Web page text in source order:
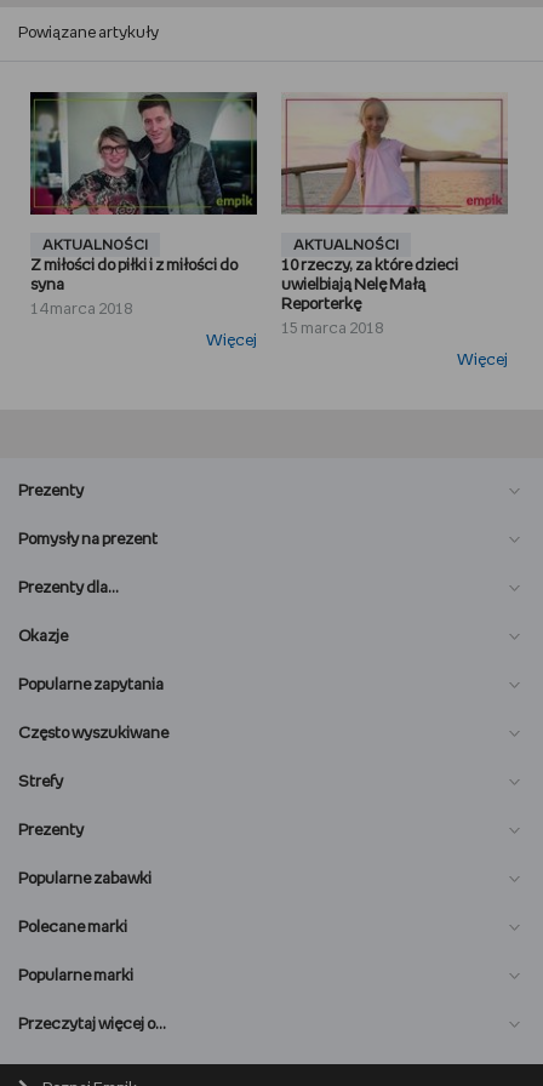
Powiązane artykuły
AKTUALNOŚCI
Z miłości do piłki i z miłości do
syna
14 marca 2018
Więcej
AKTUALNOŚCI
10 rzeczy, za które dzieci
uwielbiają Nelę Małą
Reporterkę
15 marca 2018
Więcej
Prezenty
Pomysły na prezent
Prezenty dla…
Okazje
Popularne zapytania
Często wyszukiwane
Strefy
Prezenty
Popularne zabawki
Polecane marki
Popularne marki
Przeczytaj więcej o…
O nas
Biuro prasowe